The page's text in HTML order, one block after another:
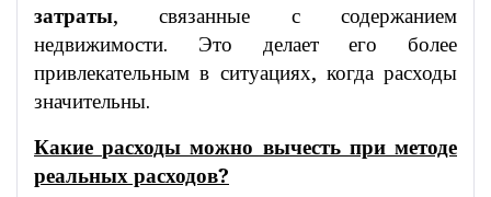
затраты, связанные с содержанием
недвижимости. Это делает его более
привлекательным в ситуациях, когда расходы
значительны.
Какие расходы можно вычесть при методе
реальных расходов?